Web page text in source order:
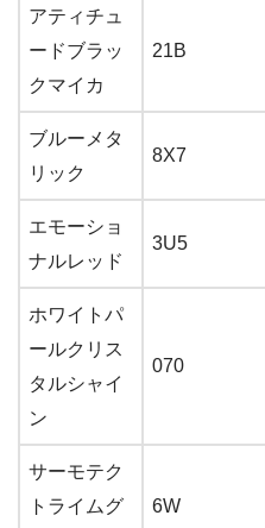
アティチュ
ードブラッ
クマイカ
21B
ブルーメタ
リック
8X7
エモーショ
ナルレッド
3U5
ホワイトパ
ールクリス
タルシャイ
ン
070
サーモテク
トライムグ
6W